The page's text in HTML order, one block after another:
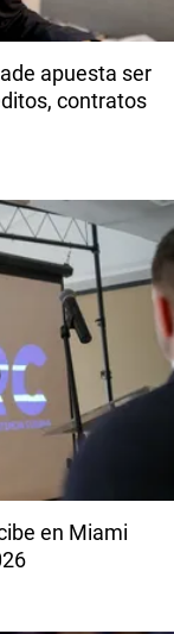
apuesta ser
contratos
en Miami